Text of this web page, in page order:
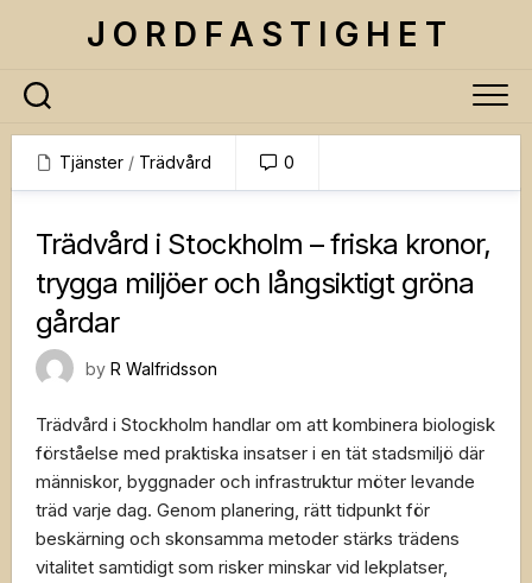
J O R D F A S T I G H E T
Tjänster / Trädvård 0
Trädvård i Stockholm – friska kronor,
trygga miljöer och långsiktigt gröna
gårdar
by R Walfridsson
Trädvård i Stockholm handlar om att kombinera biologisk
förståelse med praktiska insatser i en tät stadsmiljö där
människor, byggnader och infrastruktur möter levande
träd varje dag. Genom planering, rätt tidpunkt för
beskärning och skonsamma metoder stärks trädens
vitalitet samtidigt som risker minskar vid lekplatser,